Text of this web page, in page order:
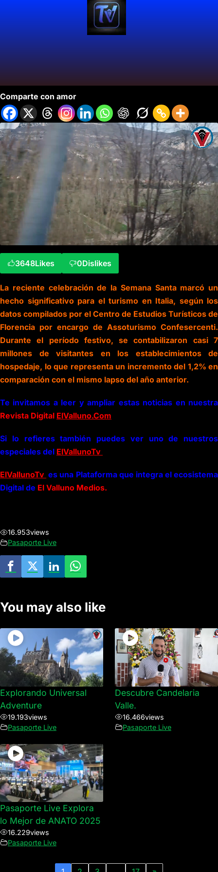
Comparte con amor
3648Likes 0Dislikes
La reciente celebración de la Semana Santa marcó un
hecho significativo para el turismo en Italia, según los
datos compilados por el Centro de Estudios Turísticos de
Florencia por encargo de Assoturismo Confesercenti.
Durante el período festivo, se contabilizaron casi 7
millones de visitantes en los establecimientos de
hospedaje, lo que representa un incremento del 1,2% en
comparación con el mismo lapso del año anterior.
Te invitamos a leer y ampliar estas noticias en nuestra
Revista Digital ElValluno.Com
Si lo refieres también puedes ver uno de nuestros
especiales del ElVallunoTv
ElVallunoTv es una Plataforma que integra el ecosistema
Digital de El Valluno Medios.
16.953views
Pasaporte Live
You may also like
Explorando Universal
Adventure
19.193views
Pasaporte Live
Descubre Candelaria
Valle.
16.466views
Pasaporte Live
Pasaporte Live Explora
lo Mejor de ANATO 2025
16.229views
Pasaporte Live